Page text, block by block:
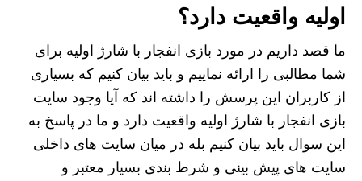
اولیه واقعیت دارد؟
ما قصد داریم در مورد بازی انفجار با شارژ اولیه برای
شما مطالبی را ارائه نماییم و باید بیان کنیم که بسیاری
از کاربران این پرسش را داشته اند که آیا وجود سایت
بازی انفجار با شارژ اولیه واقعیت دارد و ما در پاسخ به
این سوال باید بیان کنیم بله در میان سایت های داخلی
سایت های پیش بینی و شرط بندی بسیار معتبر و